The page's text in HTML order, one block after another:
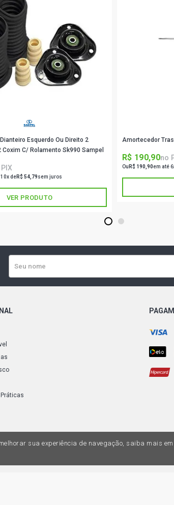
Esquerdo Ou Direito 2
Batente 2 Coifa 2 Coxim C/ Rolamento Sk990 Sampel
deR$ 54,79sem juros
VER PRODUTO
Amortecedor
R$ 190,90no
Ou R$ 190,90em até
1 2
sua experiência de navegação, saiba mais em